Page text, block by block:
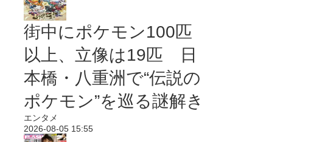
街中にポケモン100匹
以上、立像は19匹 日
本橋・八重洲で“伝説の
ポケモン”を巡る謎解き
エンタメ
2026-08-05 15:55